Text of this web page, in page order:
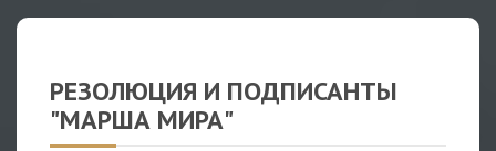
РЕЗОЛЮЦИЯ И ПОДПИСАНТЫ
"МАРША МИРА"